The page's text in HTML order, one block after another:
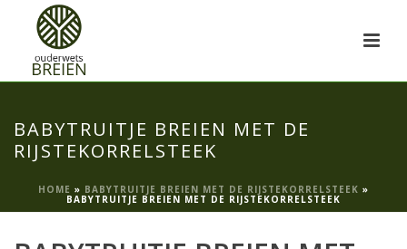
BABYTRUITJE BREIEN MET DE
RIJSTEKORRELSTEEK
HOME » BABYTRUITJE BREIEN MET DE RIJSTEKORRELSTEEK »
BABYTRUITJE BREIEN MET DE RIJSTEKORRELSTEEK